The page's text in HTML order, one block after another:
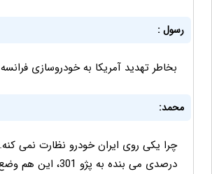
رسول :
بخاطر تهدید آمریکا به خودروسازی فرانسه
محمد: